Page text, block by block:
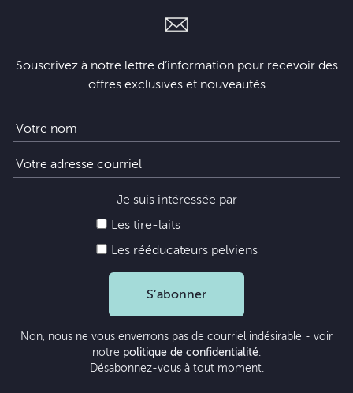
Souscrivez à notre lettre d’information pour recevoir des
offres exclusives et nouveautés
Je suis intéressée par
Les tire-laits
Les rééducateurs pelviens
S’abonner
Non, nous ne vous enverrons pas de courriel indésirable - voir
notre politique de confidentialité.
Désabonnez-vous à tout moment.